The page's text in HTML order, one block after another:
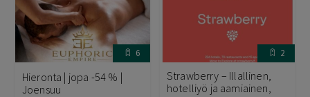
6
Hieronta | jopa -54 % |
Joensuu
2
Strawberry – Illallinen,
hotelliyö ja aamiainen,